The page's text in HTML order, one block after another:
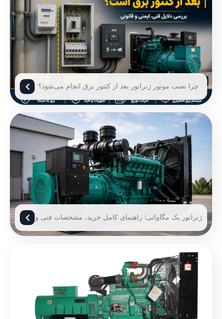
چرا نصب موتور ژنراتور بعد از کنتور برق انجام می‌شود؟
ژنراتور یک مگاواتی؛ راهنمای کامل خرید، مشخصات فنی و